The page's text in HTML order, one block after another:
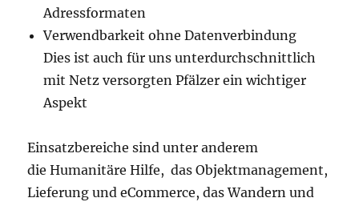
Adressformaten
Verwendbarkeit ohne Datenverbindung
Dies ist auch für uns unterdurchschnittlich
mit Netz versorgten Pfälzer ein wichtiger
Aspekt
Einsatzbereiche sind unter anderem
die Humanitäre Hilfe, das Objektmanagement,
Lieferung und eCommerce, das Wandern und